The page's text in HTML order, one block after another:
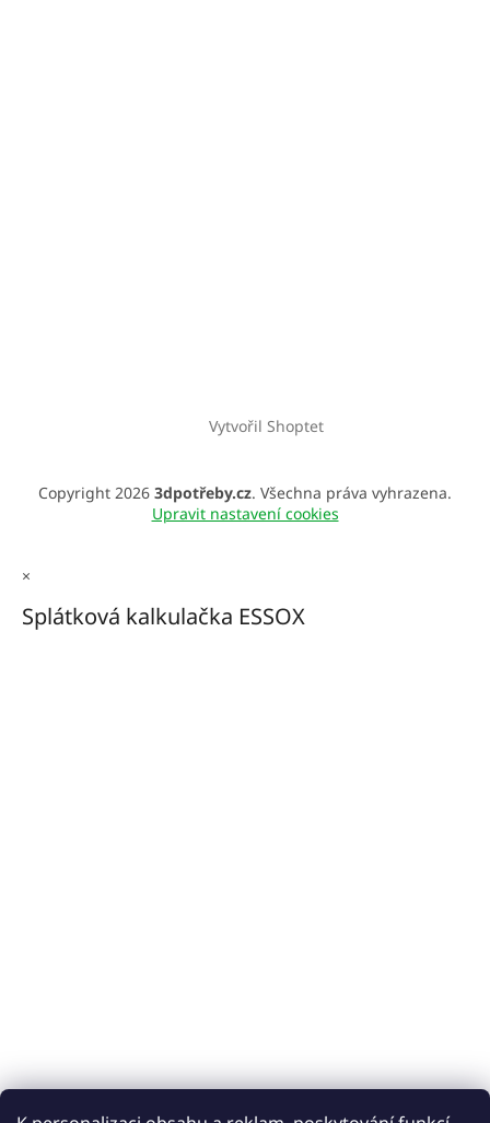
Vytvořil Shoptet
Copyright 2026 3dpotřeby.cz. Všechna práva vyhrazena.
Upravit nastavení cookies
×
Splátková kalkulačka ESSOX